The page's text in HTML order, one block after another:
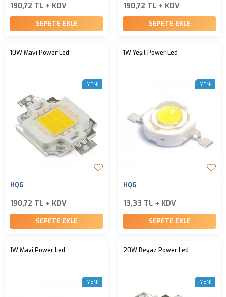
190,72 TL + KDV
SEPETE EKLE
190,72 TL + KDV
SEPETE EKLE
10W Mavi Power Led
YENI
HQG
190,72 TL + KDV
SEPETE EKLE
1W Yeşil Power Led
YENI
HQG
13,33 TL + KDV
SEPETE EKLE
1W Mavi Power Led
YENI
20W Beyaz Power Led
YENI